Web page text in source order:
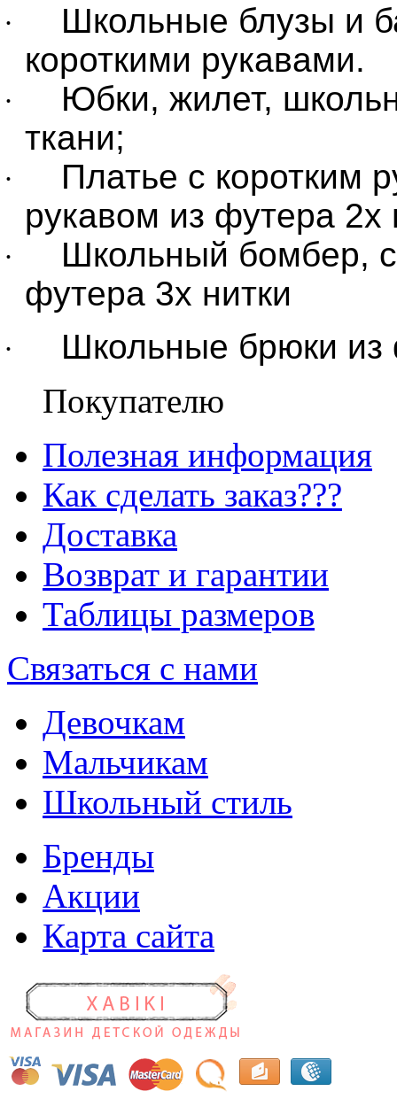
·
Школьные блузы и
короткими рукавами.
·
Юбки, жилет,
ткани;
·
Платье с коротким
рукавом из футера 2х
·
Школьный бомбер,
футера 3х нитки
·
Школьные брюки из
Покупателю
Полезная информация
Как сделать заказ???
Доставка
Возврат и гарантии
Таблицы размеров
Связаться с нами
Девочкам
Мальчикам
Школьный стиль
Бренды
Акции
Карта сайта